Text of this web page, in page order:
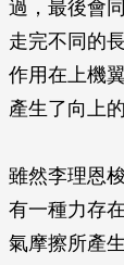
過，最後會
走完不同的
作用在上機
產生了向上
雖然李理恩
有一種力存
氣摩擦所產